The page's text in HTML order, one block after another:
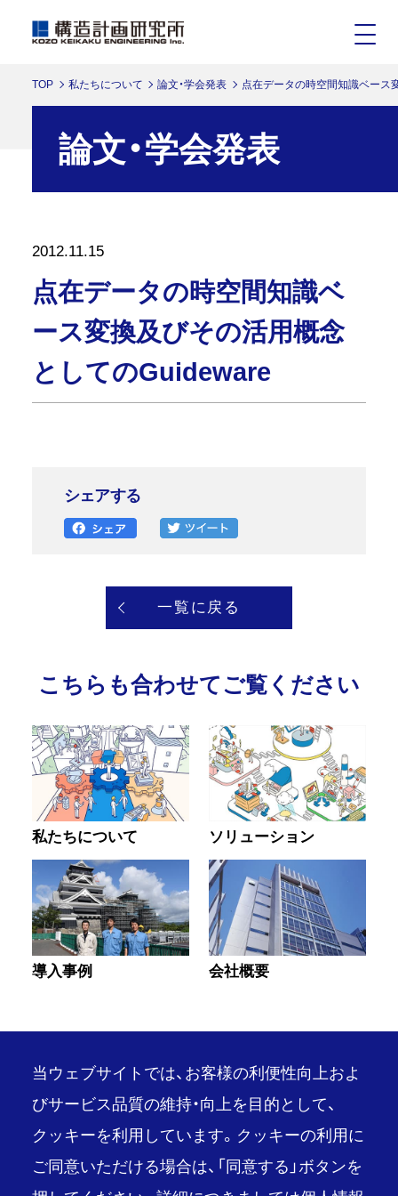
TOP 私たちについて 論文・学会発表 点在データの時空間知識ベース
論文・学会発表
2012.11.15
点在データの時空間知識ベ
ース変換及びその活用概念
としてのGuideware
シェアする
一覧に戻る
こちらも合わせてご覧ください
私たちについて ソリューション
導入事例 会社概要
推奨環境 ご利用条件
当ウェブサイトでは、お客様の利便性向上およ
びサービス品質の維持・向上を目的として、
クッキーを利用しています。クッキーの利用に
ご同意いただける場合は、「同意する」ボタンを